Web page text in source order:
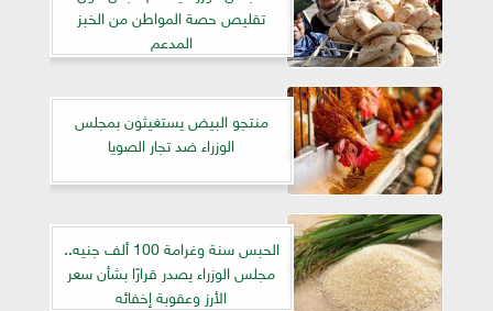
تقليص حصة المواطن من الخبز
المدعم
منتجو البيض يستغيثون بمجلس
الوزراء ضد تجار الصويا
الحبس سنة وغرامة 100 ألف جنيه..
مجلس الوزراء يصدر قرارًا بشأن سعر
الأرز وعقوبة إخفائه